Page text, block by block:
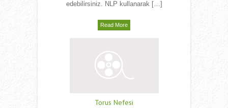
edebilirsiniz. NLP kullanarak […]
Read More
Torus Nefesi